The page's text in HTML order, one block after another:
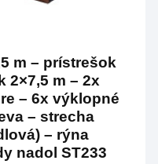
m – prístrešok
2×7,5 m – 2x
– 6x výklopné
– strecha
– rýna
nadol ST233